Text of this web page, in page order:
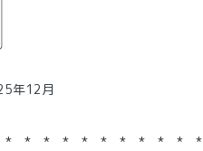
* * * * * * * * * *